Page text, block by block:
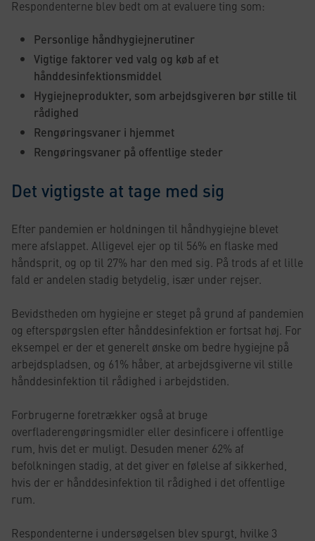
Respondenterne blev bedt om at evaluere ting som:
Personlige håndhygiejnerutiner
Vigtige faktorer ved valg og køb af et
hånddesinfektionsmiddel
Hygiejneprodukter, som arbejdsgiveren bør stille til
rådighed
Rengøringsvaner i hjemmet
Rengøringsvaner på offentlige steder
Det vigtigste at tage med sig
Efter pandemien er holdningen til håndhygiejne blevet
mere afslappet. Alligevel ejer op til 56% en flaske med
håndsprit, og op til 27% har den med sig. På trods af et lille
fald er andelen stadig betydelig, især under rejser.
Bevidstheden om hygiejne er steget på grund af pandemien
og efterspørgslen efter hånddesinfektion er fortsat høj. For
eksempel er der et generelt ønske om bedre hygiejne på
arbejdspladsen, og 61% håber, at arbejdsgiverne vil stille
hånddesinfektion til rådighed i arbejdstiden.
Forbrugerne foretrækker også at bruge
overfladerengøringsmidler eller desinficere i offentlige
rum, hvis det er muligt. Desuden mener 62% af
befolkningen stadig, at det giver en følelse af sikkerhed,
hvis der er hånddesinfektion til rådighed i det offentlige
rum.
Respondenterne i undersøgelsen blev spurgt, hvilke 3